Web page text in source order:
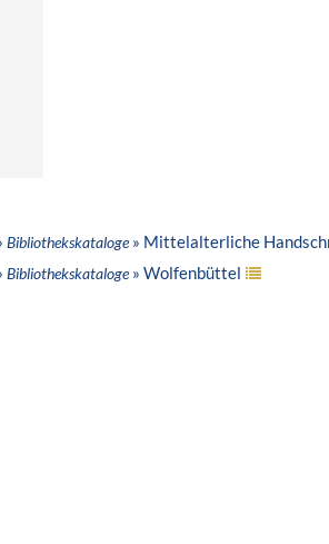
Bibliothekskataloge» Mittelalterliche
Bibliothekskataloge» Wolfenbüttel